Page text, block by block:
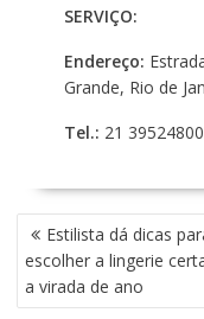
SERVIÇO:
Endereço:
Grande, Rio de
Tel.: 21 39524800
N
A
V
E
Estilista dá dicas
escolher a lingerie
a virada de ano